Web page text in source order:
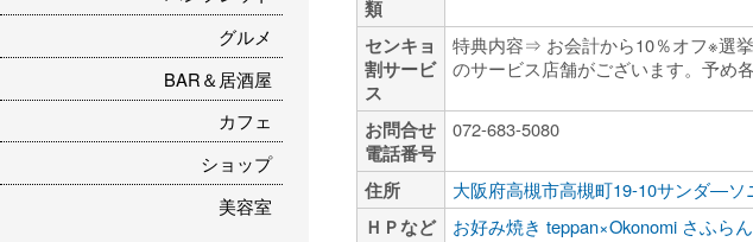
グルメ
BAR＆居酒屋
カフェ
ショップ
美容室
類
センキョ
割サービ
ス
特典内容⇒ お会計から10％オフ※選
のサービス店舗がございます。予め
お問合せ
電話番号
072-683-5080
住所 大阪府高槻市高槻町19-10サンダ―ソ
ＨＰなど お好み焼き teppan×Okonomi さふらん